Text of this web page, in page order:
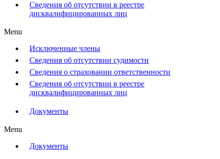
Сведения об отсутствии в реестре
дисквалифицированных лиц
Menu
Исключенные члены
Сведения об отсутствии судимости
Сведения о страховании ответственности
Сведения об отсутствии в реестре
дисквалифицированных лиц
Документы
Menu
Документы